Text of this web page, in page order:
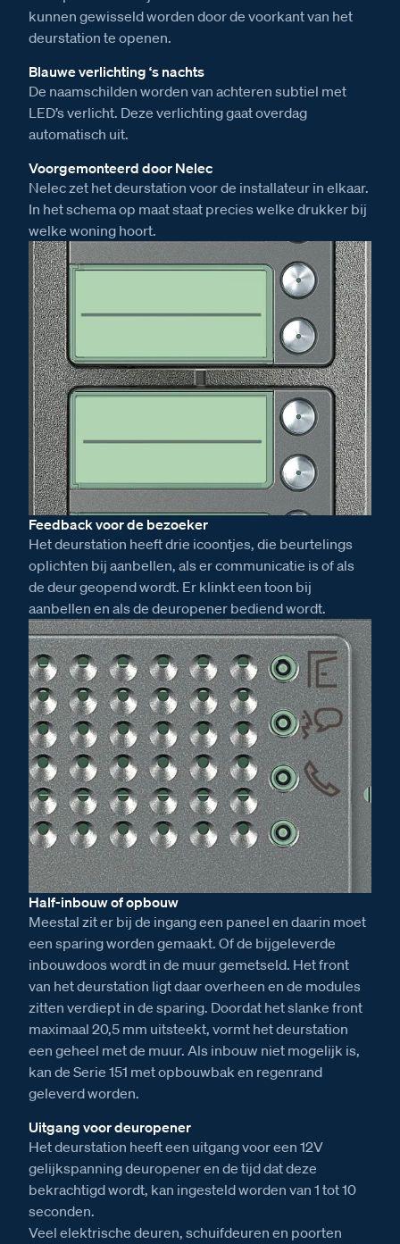
kunnen gewisseld worden door de voorkant van het
deurstation te openen.
Blauwe verlichting ‘s nachts
De naamschilden worden van achteren subtiel met
LED’s verlicht. Deze verlichting gaat overdag
automatisch uit.
Voorgemonteerd door Nelec
Nelec zet het deurstation voor de installateur in elkaar.
In het schema op maat staat precies welke drukker bij
welke woning hoort.
Feedback voor de bezoeker
Het deurstation heeft drie icoontjes, die beurtelings
oplichten bij aanbellen, als er communicatie is of als
de deur geopend wordt. Er klinkt een toon bij
aanbellen en als de deuropener bediend wordt.
Half-inbouw of opbouw
Meestal zit er bij de ingang een paneel en daarin moet
een sparing worden gemaakt. Of de bijgeleverde
inbouwdoos wordt in de muur gemetseld. Het front
van het deurstation ligt daar overheen en de modules
zitten verdiept in de sparing. Doordat het slanke front
maximaal 20,5 mm uitsteekt, vormt het deurstation
een geheel met de muur. Als inbouw niet mogelijk is,
kan de Serie 151 met opbouwbak en regenrand
geleverd worden.
Uitgang voor deuropener
Het deurstation heeft een uitgang voor een 12V
gelijkspanning deuropener en de tijd dat deze
bekrachtigd wordt, kan ingesteld worden van 1 tot 10
seconden.
Veel elektrische deuren, schuifdeuren en poorten